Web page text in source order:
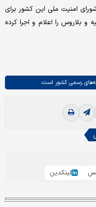
تصمیم شورای امنیت ملی این کشور برای
و ارگان روسیه و بلاروس را اعلام و اجرا کرده
رسمی کشور است.
لینکدین